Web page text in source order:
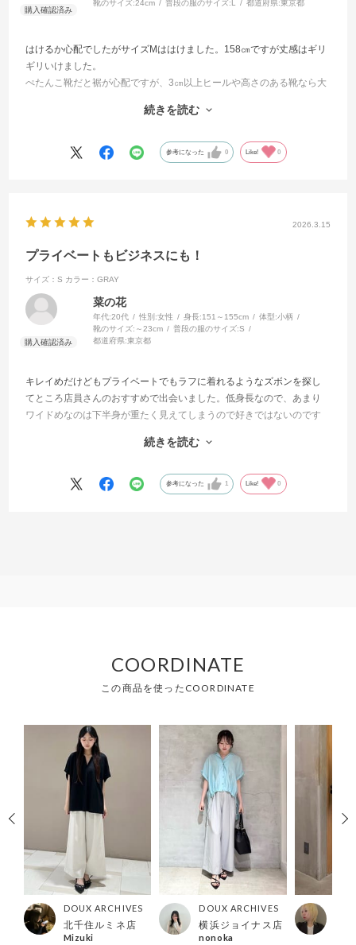
靴のサイズ:24cm 普段の服のサイズ: L 都道府県:東京都
はけるか心配でしたがサイズMははけました。158㎝ですが丈感はギリ
ギリいけました。
ぺたんこ靴だと裾が心配ですが、3㎝以上ヒールや高さのある靴なら大
スタッフの方もおっしゃっていましたが、春夏でもはける素材感で薄
続きを読む
参考になった 0 Like! 0
2026.3.15
プライベートもビジネスにも！
サイズ：S カラー：GRAY
菜の花
年代:20代 性別:女性 身長:151～155cm 体型:小柄
靴のサイズ: ～23cm 普段の服のサイズ:S
都道府県:東京都
キレイめだけどもプライベートでもラフに着れるようなズボンを探し
てところ店員さんのおすすめで出会いました。低身長なので、あまり
ワイドめなのは下半身が重たく見えてしまうので好きではないのです
ので、とても理想的な形でした。何よりウエストがゴムなのも有難
たので、この品を勧めてくれた店員さんに感謝です！
続きを読む
参考になった 1 Like! 0
COORDINATE
この商品を使ったCOORDINATE
DOUX ARCHIVES
北千住ルミネ店
Mizuki
DOUX ARCHIVES
横浜ジョイナス店
nonoka